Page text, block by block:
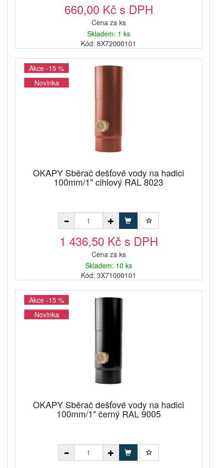
660,00 Kč s DPH
Cena za ks
Skladem: 1 ks
Kód: 8X72000101
Akce -15 %
Novinka
OKAPY Sběrač dešťové vody na hadici
100mm/1" cihlový RAL 8023
1 436,50 Kč s DPH
Cena za ks
Skladem: 10 ks
Kód: 3X71000101
Akce -15 %
Novinka
OKAPY Sběrač dešťové vody na hadici
100mm/1" černý RAL 9005